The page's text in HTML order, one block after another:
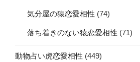
気分屋の猿恋愛相性 (74)
落ち着きのない猿恋愛相性 (71)
動物占い虎恋愛相性 (449)